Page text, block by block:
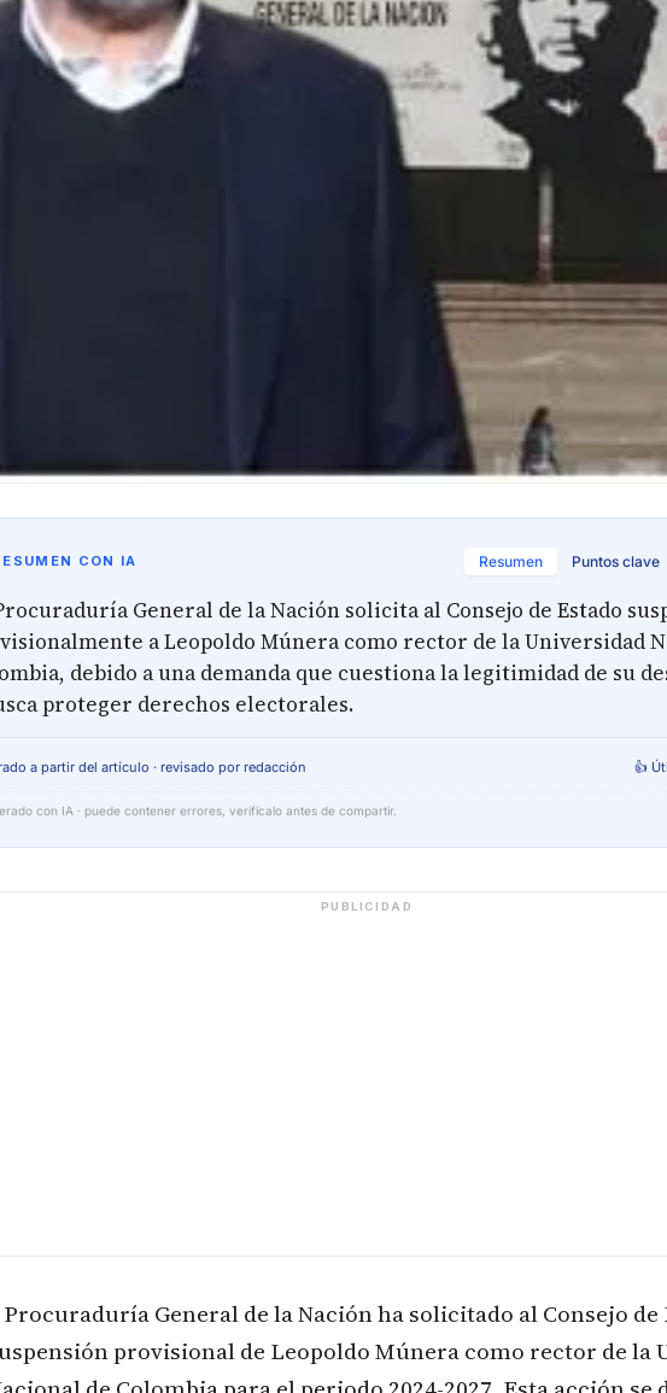
CON IA Resumen Puntos clave
General de la Nación solicita al Consejo de Estado
a Leopoldo Múnera como rector de la Universidad
debido a una demanda que cuestiona la legitimidad de su
proteger derechos electorales.
a partir del artículo · revisado por redacción 👍
con IA · puede contener errores, verifícalo antes de compartir.
PUBLICIDAD
Procuraduría General de la Nación ha solicitado al Consejo de
provisional de Leopoldo Múnera como rector de la